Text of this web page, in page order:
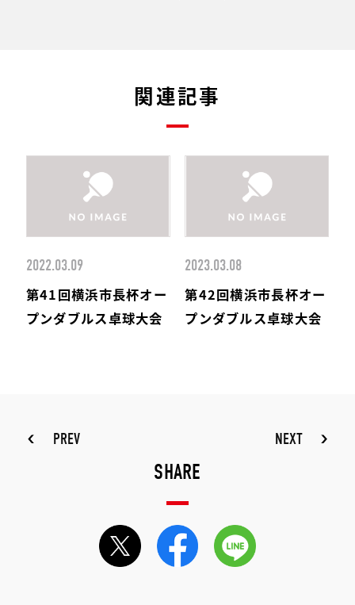
関連記事
2022.03.09
第41回横浜市長杯オー
プンダブルス卓球大会
2023.03.08
第42回横浜市長杯オー
プンダブルス卓球大会
PREV NEXT
SHARE